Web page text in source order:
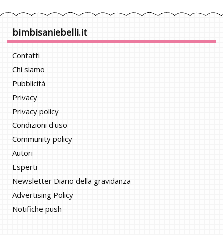
bimbisaniebelli.it
Contatti
Chi siamo
Pubblicità
Privacy
Privacy policy
Condizioni d'uso
Community policy
Autori
Esperti
Newsletter Diario della gravidanza
Advertising Policy
Notifiche push